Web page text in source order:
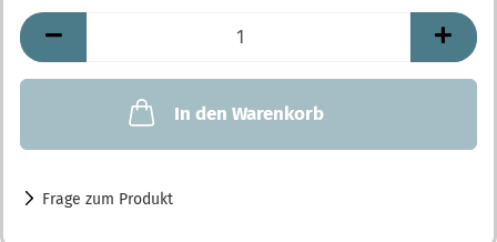
In den Warenkorb
Frage zum Produkt